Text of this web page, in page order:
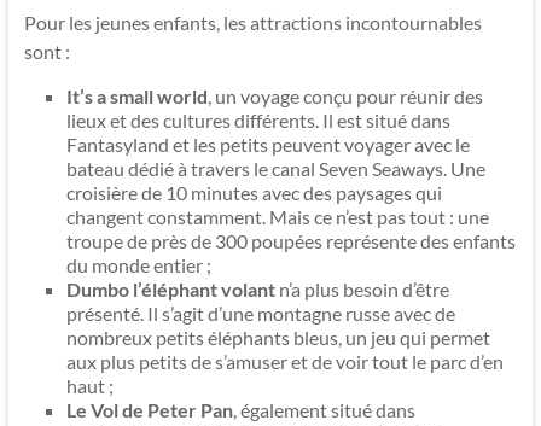
Pour les jeunes enfants, les attractions incontournables
sont :
It’s a small world, un voyage conçu pour réunir des
lieux et des cultures différents. Il est situé dans
Fantasyland et les petits peuvent voyager avec le
bateau dédié à travers le canal Seven Seaways. Une
croisière de 10 minutes avec des paysages qui
changent constamment. Mais ce n’est pas tout : une
troupe de près de 300 poupées représente des enfants
du monde entier ;
Dumbo l’éléphant volantn’a plus besoin d’être
présenté. Il s’agit d’une montagne russe avec de
nombreux petits éléphants bleus, un jeu qui permet
aux plus petits de s’amuser et de voir tout le parc d’en
haut ;
Le Vol de Peter Pan, également situé dans